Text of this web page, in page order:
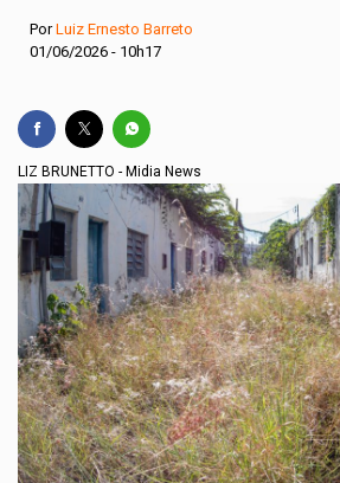
PorLuiz Ernesto Barreto
01/06/2026 - 10h17
LIZ BRUNETTO - Midia News